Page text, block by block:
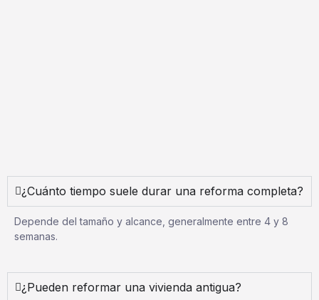
¿Cuánto tiempo suele durar una reforma completa?
Depende del tamaño y alcance, generalmente entre 4 y 8
semanas.
¿Pueden reformar una vivienda antigua?